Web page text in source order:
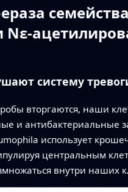
систему
вторгаются, наши
и антибактериальные
использует
центральным
внутри наших